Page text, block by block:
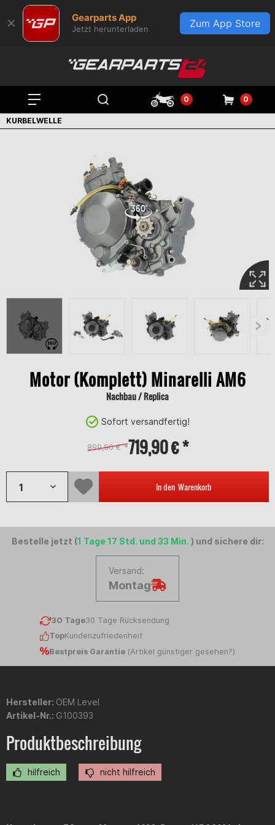
✕ Gearparts App
Jetzt herunterladen Zum App Store
0 0
KURBELWELLE
Motor (Komplett) Minarelli AM6
Nachbau / Replica
Sofort versandfertig!
719,90 € *
899,90 € *
In den Warenkorb
Bestelle jetzt (1 Tage 17 Std. und 33 Min. ) und sichere dir:
Versand:
Montag
30 Tage30 Tage Rücksendung
TopKundenzufriedenheit
Bestpreis Garantie (Artikel günstiger gesehen?)
Hersteller: OEM Level
Artikel-Nr.: G100393
Produktbeschreibung
hilfreich nicht hilfreich